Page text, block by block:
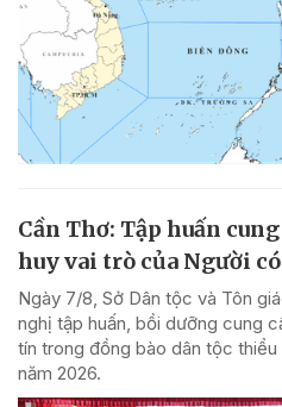
Cần Thơ: Tập huấn
huy vai trò của Người
Ngày 7/8, Sở Dân tộc và Tôn
nghị tập huấn, bồi dưỡng cung
tín trong đồng bào dân tộc
năm 2026.